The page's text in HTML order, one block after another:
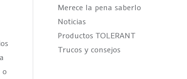
o
Merece la pena saberlo
Noticias
Productos TOLERANT
Trucos y consejos